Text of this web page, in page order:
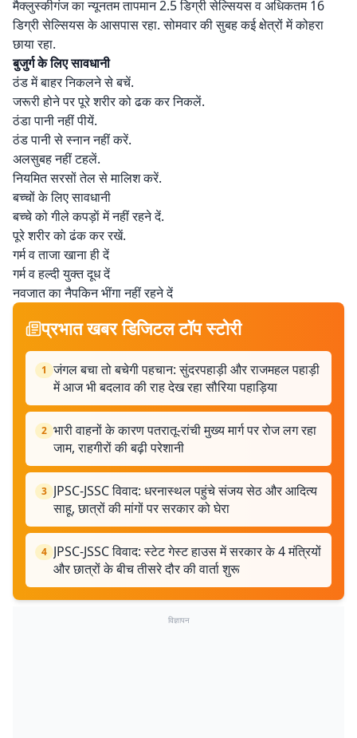
मैक्लुस्कीगंज का न्यूनतम तापमान 2.5 डिग्री सेल्सियस व अधिकतम 16
डिग्री सेल्सियस के आसपास रहा. सोमवार की सुबह कई क्षेत्रों में कोहरा
छाया रहा.
बुजुर्ग के लिए सावधानी
ठंड में बाहर निकलने से बचें.
जरूरी होने पर पूरे शरीर को ढक कर निकलें.
ठंडा पानी नहीं पीयें.
ठंड पानी से स्नान नहीं करें.
अलसुबह नहीं टहलें.
नियमित सरसों तेल से मालिश करें.
बच्चों के लिए सावधानी
बच्चे को गीले कपड़ाें में नहीं रहने दें.
पूरे शरीर को ढंक कर रखें.
गर्म व ताजा खाना ही दें
गर्म व हल्दी युक्त दूध दें
नवजात का नैपकिन भींगा नहीं रहने दें
प्रभात खबर डिजिटल टॉप स्टोरी
1 जंगल बचा तो बचेगी पहचान: सुंदरपहाड़ी और राजमहल पहाड़ी
में आज भी बदलाव की राह देख रहा सौरिया पहाड़िया
2 भारी वाहनों के कारण पतरातू-रांची मुख्य मार्ग पर रोज लग रहा
जाम, राहगीरों की बढ़ी परेशानी
3 JPSC-JSSC विवाद: धरनास्थल पहुंचे संजय सेठ और आदित्य
साहू, छात्रों की मांगों पर सरकार को घेरा
4 JPSC-JSSC विवाद: स्टेट गेस्ट हाउस में सरकार के 4 मंत्रियों
और छात्रों के बीच तीसरे दौर की वार्ता शुरू
विज्ञापन